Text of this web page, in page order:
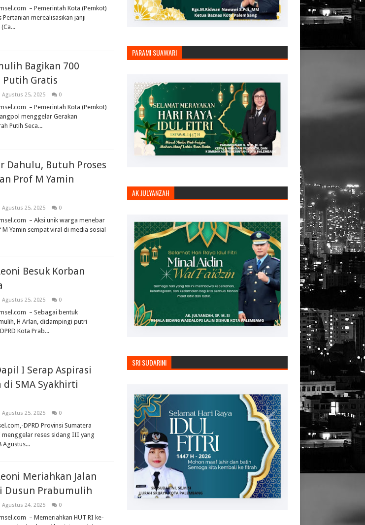
– Pemerintah Kota (Pemkot)
merealisasikan janji
Bagikan 700
Putih Gratis
Agustus 25, 2025 0
– Pemerintah Kota (Pemkot)
menggelar Gerakan
Putih Seca...
Dahulu, Butuh Proses
Prof M Yamin
Agustus 25, 2025 0
– Aksi unik warga menebar
Yamin sempat viral di media sosial
Besuk Korban
Agustus 25, 2025 0
– Sebagai bentuk
H Arlan, didampingi putri
Kota Prab...
I Serap Aspirasi
di SMA Syakhirti
Agustus 25, 2025 0
DPRD Provinsi Sumatera
menggelar reses sidang III yang
Agustus...
Meriahkan Jalan
Dusun Prabumulih
Agustus 24, 2025 0
– Memeriahkan HUT RI ke-
PARAMI SUAWARI
AK JULYANZAH
SRI SUDARINI